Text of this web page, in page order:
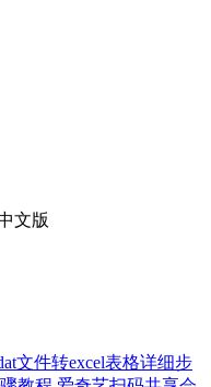
文版
文件转excel表格详细步